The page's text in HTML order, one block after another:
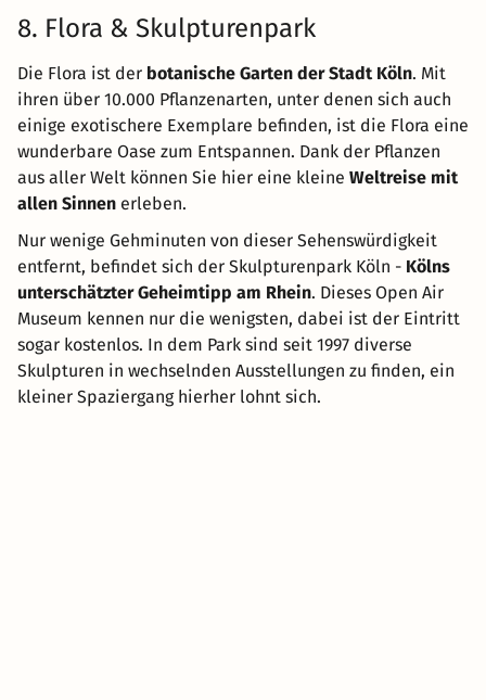
8. Flora & Skulpturenpark
Die Flora ist der botanische Garten der Stadt Köln. Mit
ihren über 10.000 Pflanzenarten, unter denen sich auch
einige exotischere Exemplare befinden, ist die Flora eine
wunderbare Oase zum Entspannen. Dank der Pflanzen
aus aller Welt können Sie hier eine kleine Weltreise mit
allen Sinnen erleben.
Nur wenige Gehminuten von dieser Sehenswürdigkeit
entfernt, befindet sich der Skulpturenpark Köln - Kölns
unterschätzter Geheimtipp am Rhein. Dieses Open Air
Museum kennen nur die wenigsten, dabei ist der Eintritt
sogar kostenlos. In dem Park sind seit 1997 diverse
Skulpturen in wechselnden Ausstellungen zu finden, ein
kleiner Spaziergang hierher lohnt sich.